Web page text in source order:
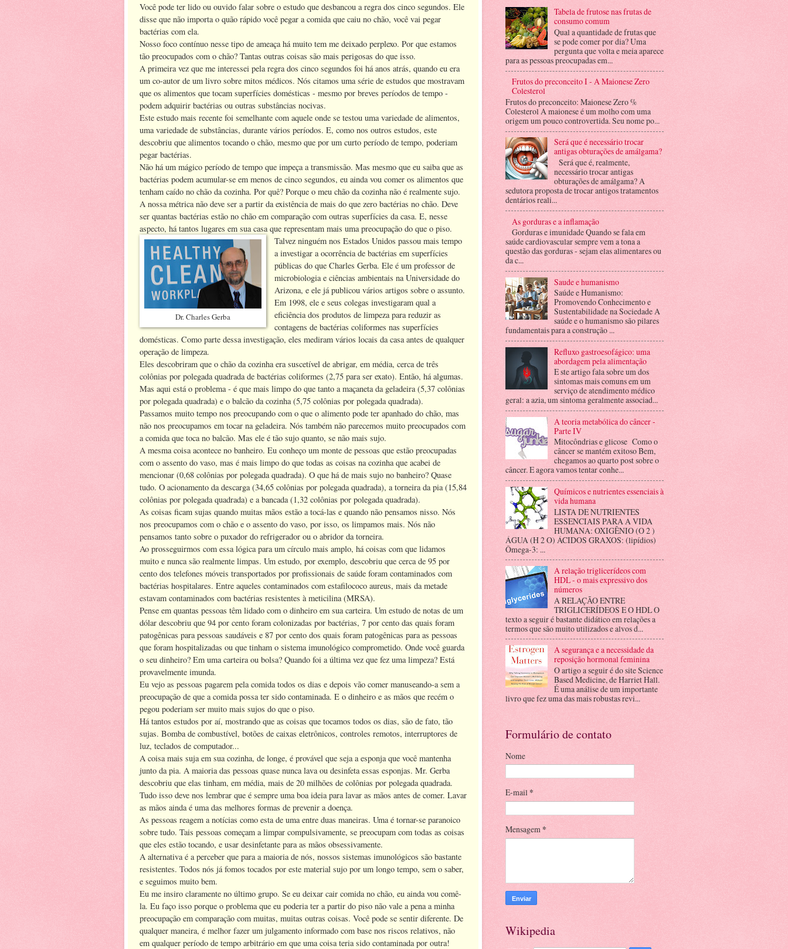
Você pode ter lido ou ouvido falar sobre o estudo que desbancou a regra dos cinco segundos. Ele
disse que não importa o quão rápido você pegar a comida que caiu no chão, você vai pegar
bactérias com ela.
Nosso foco contínuo nesse tipo de ameaça há muito tem me deixado perplexo. Por que estamos
tão preocupados com o chão? Tantas outras coisas são mais perigosas do que isso.
A primeira vez que me interessei pela regra dos cinco segundos foi há anos atrás, quando eu era
um co-autor de um livro sobre mitos médicos. Nós citamos uma série de estudos que mostravam
que os alimentos que tocam superfícies domésticas - mesmo por breves períodos de tempo -
podem adquirir bactérias ou outras substâncias nocivas.
Este estudo mais recente foi semelhante com aquele onde se testou uma variedade de alimentos,
uma variedade de substâncias, durante vários períodos. E, como nos outros estudos, este
descobriu que alimentos tocando o chão, mesmo que por um curto período de tempo, poderiam
pegar bactérias.
Não há um mágico período de tempo que impeça a transmissão. Mas mesmo que eu saiba que as
bactérias podem acumular-se em menos de cinco segundos, eu ainda vou comer os alimentos que
tenham caído no chão da cozinha. Por quê? Porque o meu chão da cozinha não é realmente sujo.
A nossa métrica não deve ser a partir da existência de mais do que zero bactérias no chão. Deve
ser quantas bactérias estão no chão em comparação com outras superfícies da casa. E, nesse
aspecto, há tantos lugares em sua casa que representam mais uma preocupação do que o piso.
Dr. Charles Gerba
Talvez ninguém nos Estados Unidos passou mais tempo
a investigar a ocorrência de bactérias em superfícies
públicas do que Charles Gerba. Ele é um professor de
microbiologia e ciências ambientais na Universidade do
Arizona, e ele já publicou vários artigos sobre o assunto.
Em 1998, ele e seus colegas investigaram qual a
eficiência dos produtos de limpeza para reduzir as
contagens de bactérias coliformes nas superfícies
domésticas. Como parte dessa investigação, eles mediram vários locais da casa antes de qualquer
operação de limpeza.
Eles descobriram que o chão da cozinha era suscetível de abrigar, em média, cerca de três
colônias por polegada quadrada de bactérias coliformes (2,75 para ser exato). Então, há algumas.
Mas aqui está o problema - é que mais limpo do que tanto a maçaneta da geladeira (5,37 colônias
por polegada quadrada) e o balcão da cozinha (5,75 colônias por polegada quadrada).
Passamos muito tempo nos preocupando com o que o alimento pode ter apanhado do chão, mas
não nos preocupamos em tocar na geladeira. Nós também não parecemos muito preocupados com
a comida que toca no balcão. Mas ele é tão sujo quanto, se não mais sujo.
A mesma coisa acontece no banheiro. Eu conheço um monte de pessoas que estão preocupadas
com o assento do vaso, mas é mais limpo do que todas as coisas na cozinha que acabei de
mencionar (0,68 colônias por polegada quadrada). O que há de mais sujo no banheiro? Quase
tudo. O acionamento da descarga (34,65 colônias por polegada quadrada), a torneira da pia (15,84
colônias por polegada quadrada) e a bancada (1,32 colônias por polegada quadrada).
As coisas ficam sujas quando muitas mãos estão a tocá-las e quando não pensamos nisso. Nós
nos preocupamos com o chão e o assento do vaso, por isso, os limpamos mais. Nós não
pensamos tanto sobre o puxador do refrigerador ou o abridor da torneira.
Ao prosseguirmos com essa lógica para um círculo mais amplo, há coisas com que lidamos
muito e nunca são realmente limpas. Um estudo, por exemplo, descobriu que cerca de 95 por
cento dos telefones móveis transportados por profissionais de saúde foram contaminados com
bactérias hospitalares. Entre aqueles contaminados com estafilococo aureus, mais da metade
estavam contaminados com bactérias resistentes à meticilina (MRSA).
Pense em quantas pessoas têm lidado com o dinheiro em sua carteira. Um estudo de notas de um
dólar descobriu que 94 por cento foram colonizadas por bactérias, 7 por cento das quais foram
patogênicas para pessoas saudáveis ​​e 87 por cento dos quais foram patogênicas para as pessoas
que foram hospitalizadas ou que tinham o sistema imunológico comprometido. Onde você guarda
o seu dinheiro? Em uma carteira ou bolsa? Quando foi a última vez que fez uma limpeza? Está
provavelmente imunda.
Eu vejo as pessoas pagarem pela comida todos os dias e depois vão comer manuseando-a sem a
preocupação de que a comida possa ter sido contaminada. E o dinheiro e as mãos que recém o
pegou poderiam ser muito mais sujos do que o piso.
Há tantos estudos por aí, mostrando que as coisas que tocamos todos os dias, são de fato, tão
sujas. Bomba de combustível, botões de caixas eletrônicos, controles remotos, interruptores de
luz, teclados de computador...
A coisa mais suja em sua cozinha, de longe, é provável que seja a esponja que você mantenha
junto da pia. A maioria das pessoas quase nunca lava ou desinfeta essas esponjas. Mr. Gerba
descobriu que elas tinham, em média, mais de 20 milhões de colônias por polegada quadrada.
Tudo isso deve nos lembrar que é sempre uma boa ideia para lavar as mãos antes de comer. Lavar
as mãos ainda é uma das melhores formas de prevenir a doença.
As pessoas reagem a notícias como esta de uma entre duas maneiras. Uma é tornar-se paranoico
sobre tudo. Tais pessoas começam a limpar compulsivamente, se preocupam com todas as coisas
que eles estão tocando, e usar desinfetante para as mãos obsessivamente.
A alternativa é a perceber que para a maioria de nós, nossos sistemas imunológicos são bastante
resistentes. Todos nós já fomos tocados por este material sujo por um longo tempo, sem o saber,
e seguimos muito bem.
Eu me insiro claramente no último grupo. Se eu deixar cair comida no chão, eu ainda vou comê-
la. Eu faço isso porque o problema que eu poderia ter a partir do piso não vale a pena a minha
preocupação em comparação com muitas, muitas outras coisas. Você pode se sentir diferente. De
qualquer maneira, é melhor fazer um julgamento informado com base nos riscos relativos, não
em qualquer período de tempo arbitrário em que uma coisa teria sido contaminada por outra!
Tabela de frutose nas frutas de
consumo comum
Qual a quantidade de frutas que
se pode comer por dia? Uma
pergunta que volta e meia aparece
para as pessoas preocupadas em...
Frutos do preconceito I - A Maionese Zero
Colesterol
Frutos do preconceito: Maionese Zero %
Colesterol A maionese é um molho com uma
origem um pouco controvertida. Seu nome po...
Será que é necessário trocar
antigas obturações de amálgama?
Será que é, realmente,
necessário trocar antigas
obturações de amálgama? A
sedutora proposta de trocar antigos tratamentos
dentários reali...
As gorduras e a inflamação
Gorduras e imunidade Quando se fala em
saúde cardiovascular sempre vem a tona a
questão das gorduras - sejam elas alimentares ou
da c...
Saude e humanismo
Saúde e Humanismo:
Promovendo Conhecimento e
Sustentabilidade na Sociedade A
saúde e o humanismo são pilares
fundamentais para a construção ...
Refluxo gastroesofágico: uma
abordagem pela alimentação
E ste artigo fala sobre um dos
sintomas mais comuns em um
serviço de atendimento médico
geral: a azia, um sintoma geralmente associad...
A teoria metabólica do câncer -
Parte IV
Mitocôndrias e glicose Como o
câncer se mantém exitoso Bem,
chegamos ao quarto post sobre o
câncer. E agora vamos tentar conhe...
Químicos e nutrientes essenciais à
vida humana
LISTA DE NUTRIENTES
ESSENCIAIS PARA A VIDA
HUMANA: OXIGÊNIO (O 2 )
ÁGUA (H 2 O) ÁCIDOS GRAXOS: (lipídios)
Ômega-3: ...
A relação triglicerídeos com
HDL - o mais expressivo dos
números
A RELAÇÃO ENTRE
TRIGLICERÍDEOS E O HDL O
texto a seguir é bastante didático em relações a
termos que são muito utilizados e alvos d...
A segurança e a necessidade da
reposição hormonal feminina
O artigo a seguir é do site Science
Based Medicine, de Harriet Hall.
É uma análise de um importante
livro que fez uma das mais robustas revi...
Formulário de contato
Nome
E-mail *
Mensagem *
Wikipedia